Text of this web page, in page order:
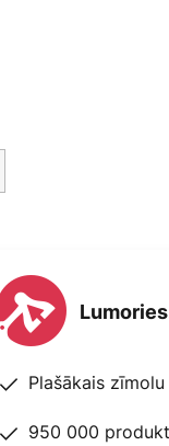
Plašākais
950 000